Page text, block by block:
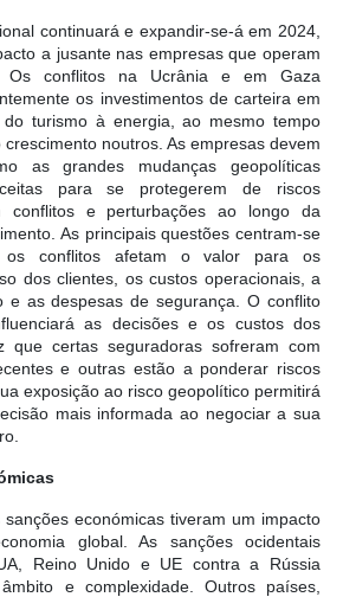
continuará e expandir-se-á em 2024,
a jusante nas empresas que operam
Os conflitos na Ucrânia e em Gaza
os investimentos de carteira em
turismo à energia, ao mesmo tempo
noutros. As empresas devem
as grandes mudanças geopolíticas
para se protegerem de riscos
conflitos e perturbações ao longo da
As principais questões centram-se
os conflitos afetam o valor para os
dos clientes, os custos operacionais, a
e as despesas de segurança. O conflito
as decisões e os custos dos
que certas seguradoras sofreram com
e outras estão a ponderar riscos
exposição ao risco geopolítico permitirá
mais informada ao negociar a sua
sanções económicas tiveram um impacto
global. As sanções ocidentais
Reino Unido e UE contra a Rússia
e complexidade. Outros países,